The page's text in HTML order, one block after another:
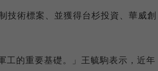
技術標案、並獲得台杉投資、華威創
工的重要基礎。」王毓駒表示，近年